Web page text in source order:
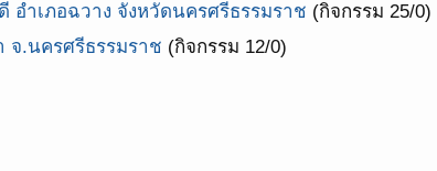
ำเภอฉวาง จังหวัดนครศรีธรรมราช (กิจกรรม 25/0)
จ.นครศรีธรรมราช (กิจกรรม 12/0)